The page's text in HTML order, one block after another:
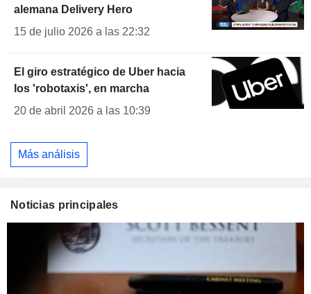
alemana Delivery Hero
15 de julio 2026 a las 22:32
El giro estratégico de Uber hacia
los 'robotaxis', en marcha
20 de abril 2026 a las 10:39
Más análisis
Noticias principales